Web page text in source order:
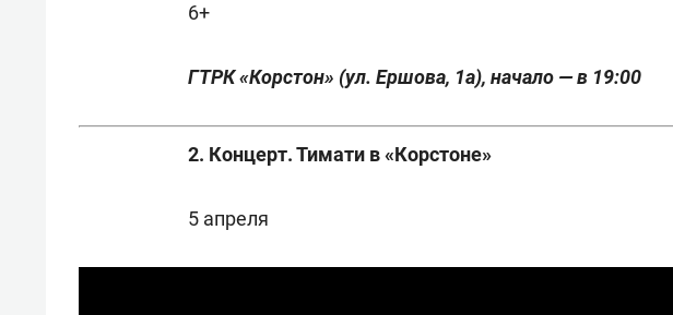
6+
ГТРК «Корстон» (ул. Ершова, 1а), начало — в 19:00
2. Концерт. Тимати в «Корстоне»
5 апреля